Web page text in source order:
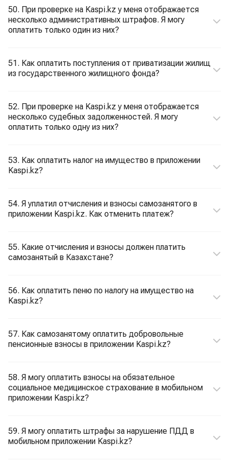
50. При проверке на Kaspi.kz у меня отображается
несколько административных штрафов. Я могу
оплатить только один из них?
51. Как оплатить поступления от приватизации жилищ
из государственного жилищного фонда?
52. При проверке на Kaspi.kz у меня отображается
несколько судебных задолженностей. Я могу
оплатить только одну из них?
53. Как оплатить налог на имущество в приложении
Kaspi.kz?
54. Я уплатил отчисления и взносы самозанятого в
приложении Kaspi.kz. Как отменить платеж?
55. Какие отчисления и взносы должен платить
самозанятый в Казахстане?
56. Как оплатить пеню по налогу на имущество на
Kaspi.kz?
57. Как самозанятому оплатить добровольные
пенсионные взносы в приложении Kaspi.kz?
58. Я могу оплатить взносы на обязательное
социальное медицинское страхование в мобильном
приложении Kaspi.kz?
59. Я могу оплатить штрафы за нарушение ПДД в
мобильном приложении Kaspi.kz?